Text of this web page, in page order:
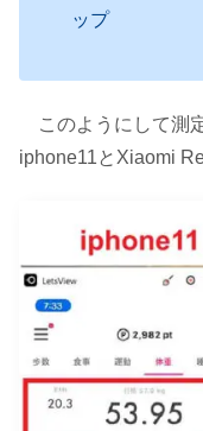
ップ
このようにして測
iphone11とXiaomi